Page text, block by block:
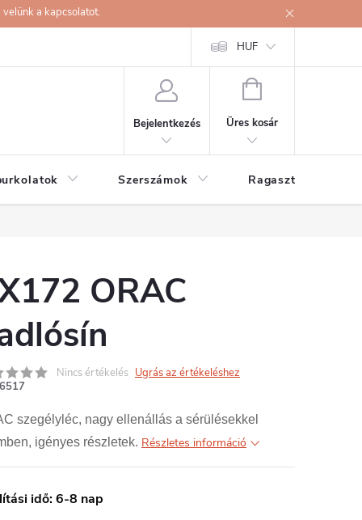
a kapcsolatot.
HUF
Bejelentkezés
KOSÁR
Üres kosár
Szerszámok Ragasztók
ORAC
Nincs értékelés Ugrás az értékeléshez
6517
szegélyléc, nagy ellenállás a sérülésekkel
igényes részletek. Részletes információ
idő: 6-8 nap